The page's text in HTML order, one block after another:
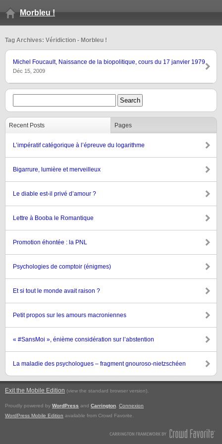
Morbleu !
Tag Archives: Véridiction - Morbleu !
Michel Foucault, Naissance de la biopolitique, cours du 17 janvier 1979
Déc 15, 2009
Recent Posts Pages
L’impératif catégorique à l’épreuve du logarithme
Bigarrure, lumière et merveilleux
Le diable est-il privé d’amour ?
Lettre à Booba le Romantique
Promotion éhontée : la PNL
Psychologies de comptoir (énigmes)
Et si tout le monde avait raison ?
Petit propos sur les amours macroniennes
« #SansMoi », énième considération sur l’abstention
La maladie des psychologues – fragment gnouroso-nietzschéen
Exit the Mobile Edition (view the standard browser version).
Proudly powered by WordPress and Carrington Connexion
WordPress Mobile Edition available from Crowd Favorite.